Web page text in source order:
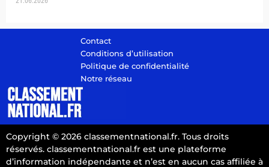
Contact
Conditions d’utilisation
Politique de confidentialité
Notre réseau
Copyright © 2026 classementnational.fr. Tous droits
réservés. classementnational.fr est une plateforme
d’information indépendante et n’est en aucun cas affiliée à